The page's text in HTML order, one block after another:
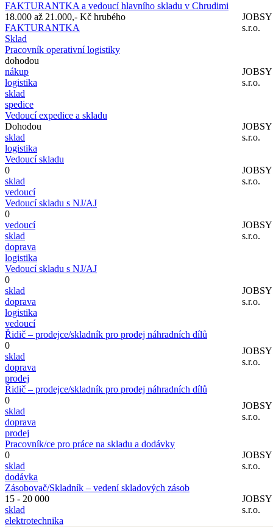
FAKTURANTKA a vedoucí hlavního skladu v Chrudimi
18.000 až 21.000,- Kč hrubého
FAKTURANTKA
Sklad
s.r.o.
Pracovník operativní logistiky
dohodou
nákup
logistika
sklad
spedice
s.r.o.
Vedoucí expedice a skladu
Dohodou
sklad
logistika
s.r.o.
Vedoucí skladu
0
sklad
vedoucí
s.r.o.
Vedoucí skladu s NJ/AJ
0
vedoucí
sklad
doprava
logistika
s.r.o.
Vedoucí skladu s NJ/AJ
0
sklad
doprava
logistika
vedoucí
s.r.o.
Řidič – prodejce/skladník pro prodej náhradních dílů
0
sklad
doprava
prodej
s.r.o.
Řidič – prodejce/skladník pro prodej náhradních dílů
0
sklad
doprava
prodej
s.r.o.
Pracovník/ce pro práce na skladu a dodávky
0
sklad
dodávka
s.r.o.
Zásobovač/Skladník – vedení skladových zásob
15 - 20 000
sklad
elektrotechnika
s.r.o.